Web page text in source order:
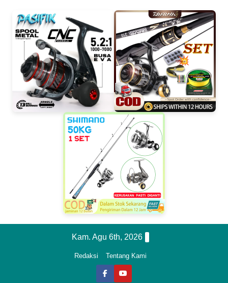
Kam. Agu 6th, 2026
Redaksi Tentang Kami